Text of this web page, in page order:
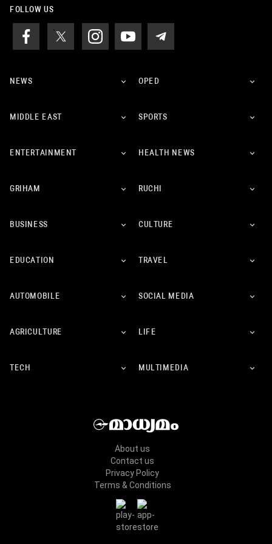
FOLLOW US
NEWS OPED
MIDDLE EAST SPORTS
ENTERTAINMENT HEALTH NEWS
GRIHAM RUCHI
BUSINESS CULTURE
EDUCATION TRAVEL
AUTOMOBILE SOCIAL MEDIA
AGRICULTURE LIFE
TECH MULTIMEDIA
About us
Contact us
Privacy Policy
Terms & Conditions